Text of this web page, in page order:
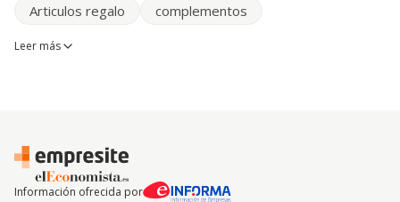
Articulos regalo
complementos
Leer más
Información ofrecida por